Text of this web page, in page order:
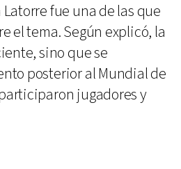
fue una de las que
el tema. Según explicó, la
sino que se
posterior al Mundial de
jugadores y